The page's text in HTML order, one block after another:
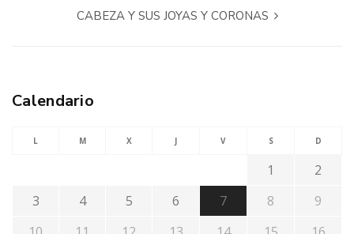
CABEZA Y SUS JOYAS Y CORONAS
Calendario
L M X J V S D
1
2
3
4 5 6 7 8
9